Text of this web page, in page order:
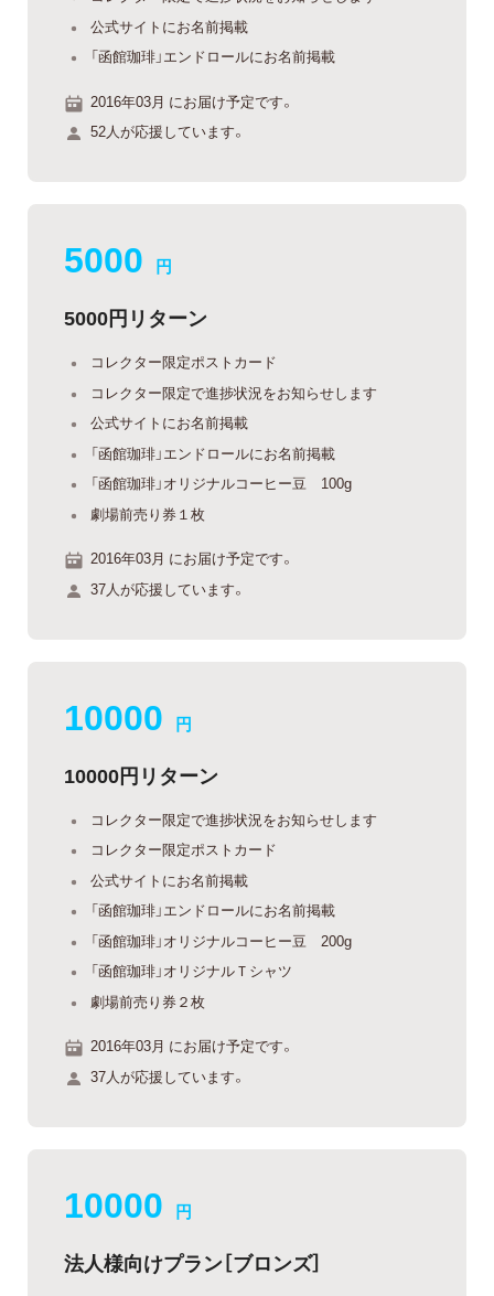
公式サイトにお名前掲載
「函館珈琲」エンドロールにお名前掲載
2016年03月 にお届け予定です。
52人が応援しています。
5000 円
5000円リターン
コレクター限定ポストカード
コレクター限定で進捗状況をお知らせします
公式サイトにお名前掲載
「函館珈琲」エンドロールにお名前掲載
「函館珈琲」オリジナルコーヒー豆 100g
劇場前売り券１枚
2016年03月 にお届け予定です。
37人が応援しています。
10000 円
10000円リターン
コレクター限定で進捗状況をお知らせします
コレクター限定ポストカード
公式サイトにお名前掲載
「函館珈琲」エンドロールにお名前掲載
「函館珈琲」オリジナルコーヒー豆 200g
「函館珈琲」オリジナルＴシャツ
劇場前売り券２枚
2016年03月 にお届け予定です。
37人が応援しています。
10000 円
法人様向けプラン［ブロンズ］